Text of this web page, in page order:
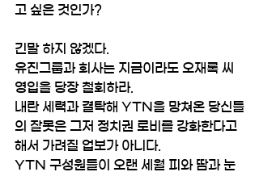
고 싶은 것인가?
긴말 하지 않겠다.
유진그룹과 회사는 지금이라도 오재록 씨
영입을 당장 철회하라.
내란 세력과 결탁해 YTN을 망쳐온 당신들
의 잘못은 그저 정치권 로비를 강화한다고
해서 가려질 업보가 아니다.
YTN 구성원들이 오랜 세월 피와 땀과 눈